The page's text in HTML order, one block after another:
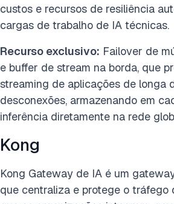
custos e recursos de resiliência
cargas de trabalho de IA técnicas.
Recurso exclusivo: Failover de
e buffer de stream na borda, que
streaming de aplicações de longa
desconexões, armazenando em
inferência diretamente na rede
Kong
Kong Gateway de IA é um
que centraliza e protege o tráfego